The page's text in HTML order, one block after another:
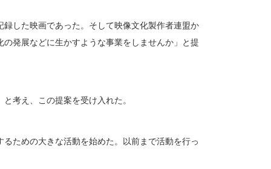
した映画であった。そして映像文化製作者連盟か
発展などに生かすような事業をしませんか」と提
考え、この提案を受け入れた。
ための大きな活動を始めた。以前まで活動を行っ